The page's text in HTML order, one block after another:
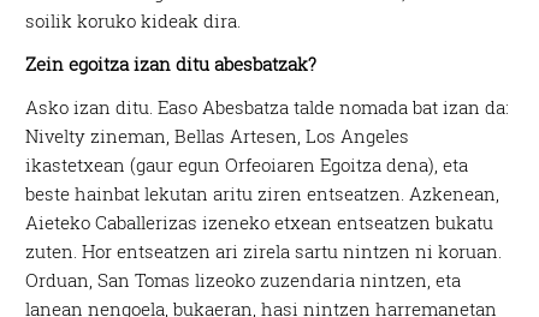
soilik koruko kideak dira.
Zein egoitza izan ditu abesbatzak?
Asko izan ditu. Easo Abesbatza talde nomada bat izan da:
Nivelty zineman, Bellas Artesen, Los Angeles
ikastetxean (gaur egun Orfeoiaren Egoitza dena), eta
beste hainbat lekutan aritu ziren entseatzen. Azkenean,
Aieteko Caballerizas izeneko etxean entseatzen bukatu
zuten. Hor entseatzen ari zirela sartu nintzen ni koruan.
Orduan, San Tomas lizeoko zuzendaria nintzen, eta
lanean nengoela, bukaeran, hasi nintzen harremanetan